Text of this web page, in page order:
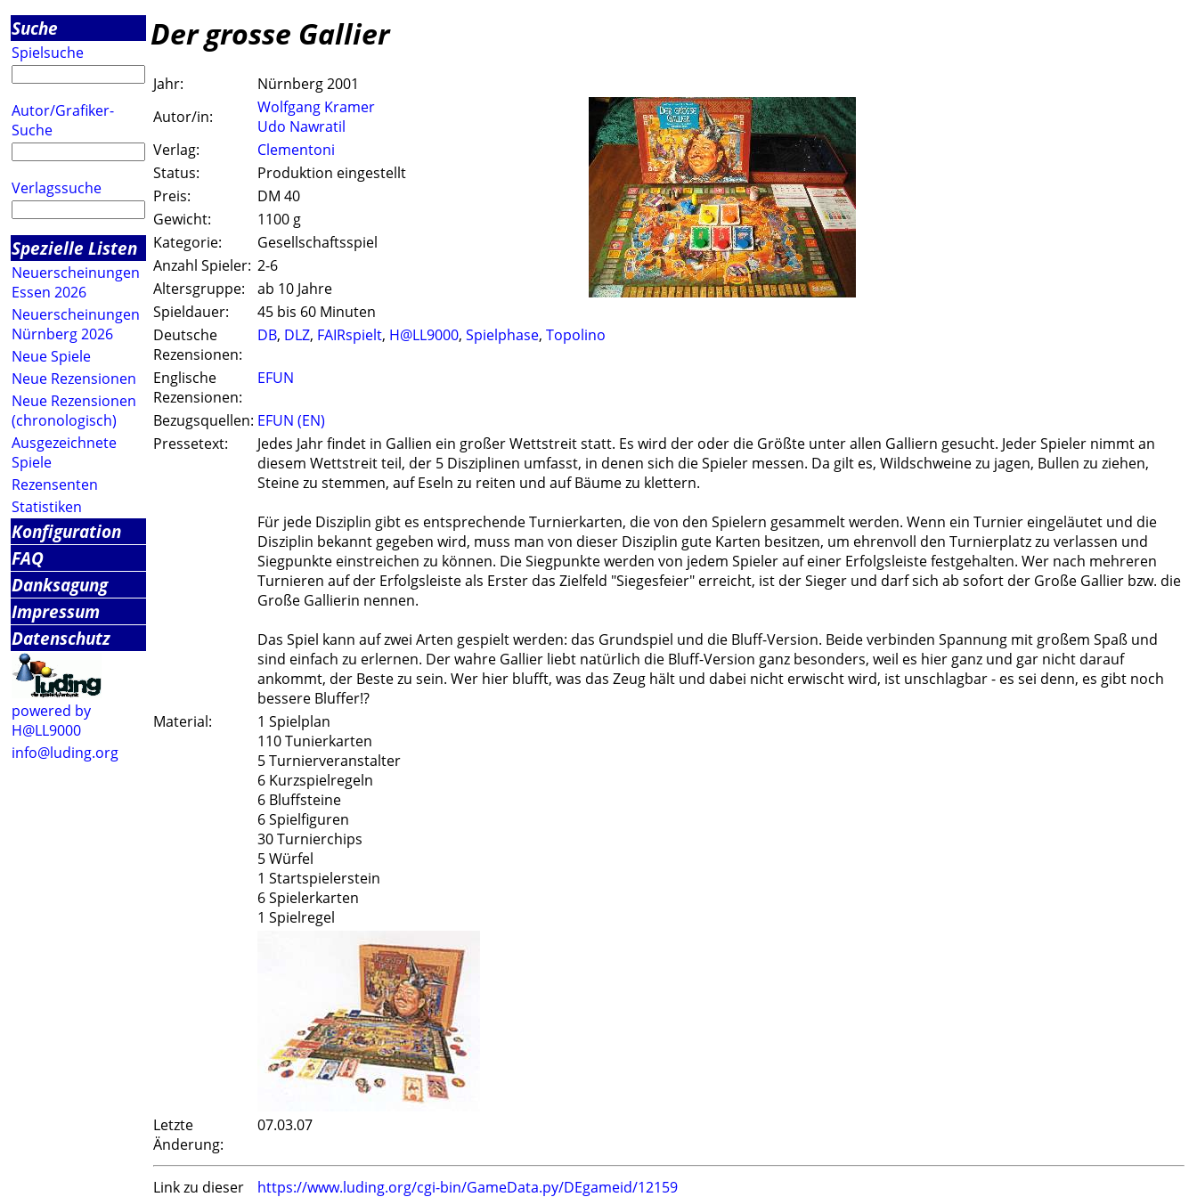
Suche
Spielsuche
Autor/Grafiker-
Suche
Verlagssuche
Spezielle Listen
Neuerscheinungen
Essen 2026
Neuerscheinungen
Nürnberg 2026
Neue Spiele
Neue Rezensionen
Neue Rezensionen
(chronologisch)
Ausgezeichnete
Spiele
Rezensenten
Statistiken
Konfiguration
FAQ
Danksagung
Impressum
Datenschutz
powered by
H@LL9000
info@luding.org
Der grosse Gallier
Jahr:
Nürnberg 2001
Autor/in:
Wolfgang Kramer
Udo Nawratil
Verlag:
Clementoni
Status:
Produktion eingestellt
Preis:
DM 40
Gewicht:
1100 g
Kategorie:
Gesellschaftsspiel
Anzahl Spieler: 2-6
Altersgruppe:
ab 10 Jahre
Spieldauer:
45 bis 60 Minuten
Deutsche
Rezensionen:
DB, DLZ, FAIRspielt, H@LL9000, Spielphase, Topolino
Englische
Rezensionen:
EFUN
Bezugsquellen: EFUN (EN)
Pressetext:
Jedes Jahr findet in Gallien ein großer Wettstreit statt. Es wird der oder die Größte unter allen Galliern gesucht. Jeder Spieler nimmt an
diesem Wettstreit teil, der 5 Disziplinen umfasst, in denen sich die Spieler messen. Da gilt es, Wildschweine zu jagen, Bullen zu ziehen,
Steine zu stemmen, auf Eseln zu reiten und auf Bäume zu klettern.
Für jede Disziplin gibt es entsprechende Turnierkarten, die von den Spielern gesammelt werden. Wenn ein Turnier eingeläutet und die
Disziplin bekannt gegeben wird, muss man von dieser Disziplin gute Karten besitzen, um ehrenvoll den Turnierplatz zu verlassen und
Siegpunkte einstreichen zu können. Die Siegpunkte werden von jedem Spieler auf einer Erfolgsleiste festgehalten. Wer nach mehreren
Turnieren auf der Erfolgsleiste als Erster das Zielfeld "Siegesfeier" erreicht, ist der Sieger und darf sich ab sofort der Große Gallier bzw. die
Große Gallierin nennen.
Das Spiel kann auf zwei Arten gespielt werden: das Grundspiel und die Bluff-Version. Beide verbinden Spannung mit großem Spaß und
sind einfach zu erlernen. Der wahre Gallier liebt natürlich die Bluff-Version ganz besonders, weil es hier ganz und gar nicht darauf
ankommt, der Beste zu sein. Wer hier blufft, was das Zeug hält und dabei nicht erwischt wird, ist unschlagbar - es sei denn, es gibt noch
bessere Bluffer!?
Material:
1 Spielplan
110 Tunierkarten
5 Turnierveranstalter
6 Kurzspielregeln
6 Bluffsteine
6 Spielfiguren
30 Turnierchips
5 Würfel
1 Startspielerstein
6 Spielerkarten
1 Spielregel
Letzte
Änderung:
07.03.07
Link zu dieser https://www.luding.org/cgi-bin/GameData.py/DEgameid/12159